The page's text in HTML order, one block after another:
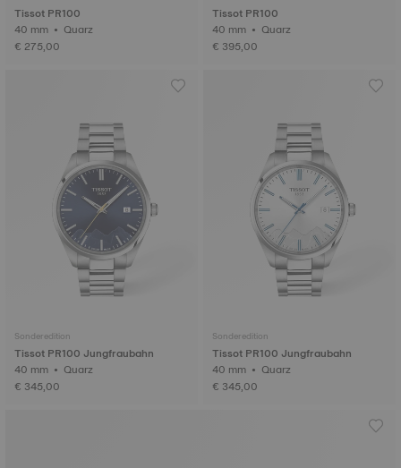
Tissot PR100
40 mm • Quarz
€ 275,00
Tissot PR100
40 mm • Quarz
€ 395,00
Sonderedition
Tissot PR100 Jungfraubahn
40 mm • Quarz
€ 345,00
Sonderedition
Tissot PR100 Jungfraubahn
40 mm • Quarz
€ 345,00